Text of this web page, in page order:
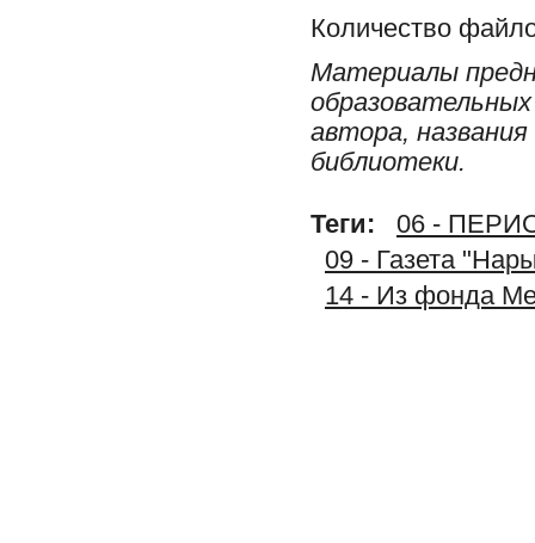
Количество
Материалы
автора,
библиотеки.
Теги:
06 -
09 - Газета
14 - Из фонда